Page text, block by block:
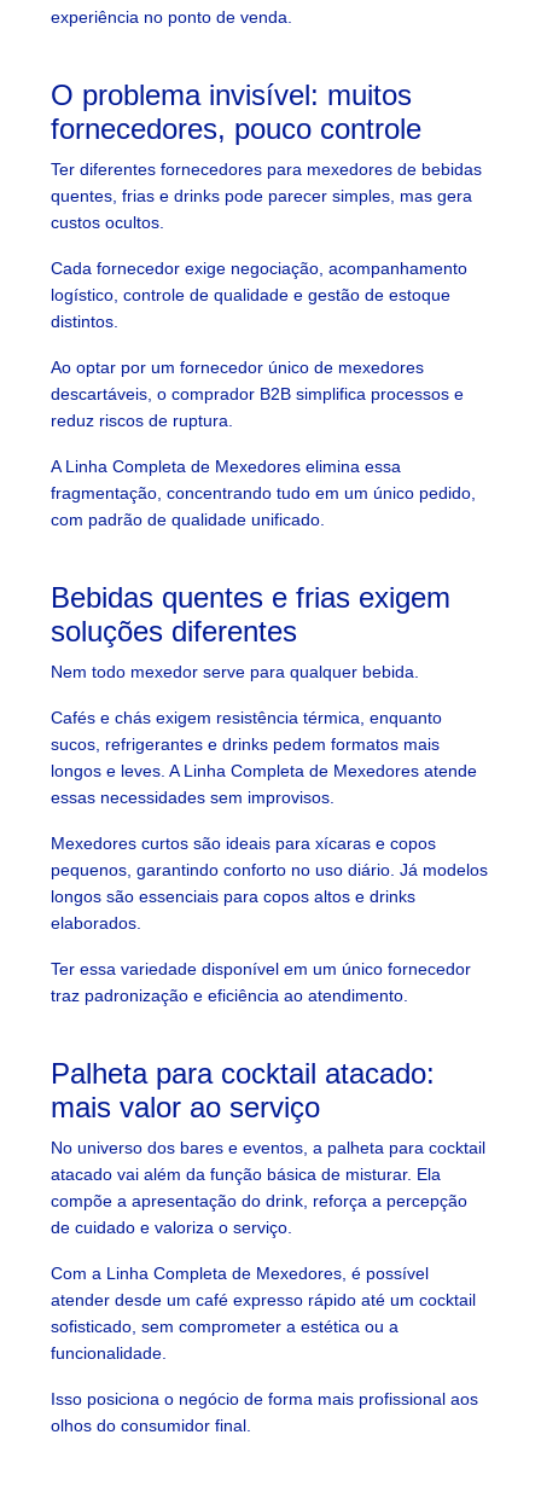
experiência no ponto de venda.
O problema invisível: muitos
fornecedores, pouco controle
Ter diferentes fornecedores para mexedores de bebidas
quentes, frias e drinks pode parecer simples, mas gera
custos ocultos.
Cada fornecedor exige negociação, acompanhamento
logístico, controle de qualidade e gestão de estoque
distintos.
Ao optar por um fornecedor único de mexedores
descartáveis, o comprador B2B simplifica processos e
reduz riscos de ruptura.
A Linha Completa de Mexedores elimina essa
fragmentação, concentrando tudo em um único pedido,
com padrão de qualidade unificado.
Bebidas quentes e frias exigem
soluções diferentes
Nem todo mexedor serve para qualquer bebida.
Cafés e chás exigem resistência térmica, enquanto
sucos, refrigerantes e drinks pedem formatos mais
longos e leves. A Linha Completa de Mexedores atende
essas necessidades sem improvisos.
Mexedores curtos são ideais para xícaras e copos
pequenos, garantindo conforto no uso diário. Já modelos
longos são essenciais para copos altos e drinks
elaborados.
Ter essa variedade disponível em um único fornecedor
traz padronização e eficiência ao atendimento.
Palheta para cocktail atacado:
mais valor ao serviço
No universo dos bares e eventos, a palheta para cocktail
atacado vai além da função básica de misturar. Ela
compõe a apresentação do drink, reforça a percepção
de cuidado e valoriza o serviço.
Com a Linha Completa de Mexedores, é possível
atender desde um café expresso rápido até um cocktail
sofisticado, sem comprometer a estética ou a
funcionalidade.
Isso posiciona o negócio de forma mais profissional aos
olhos do consumidor final.